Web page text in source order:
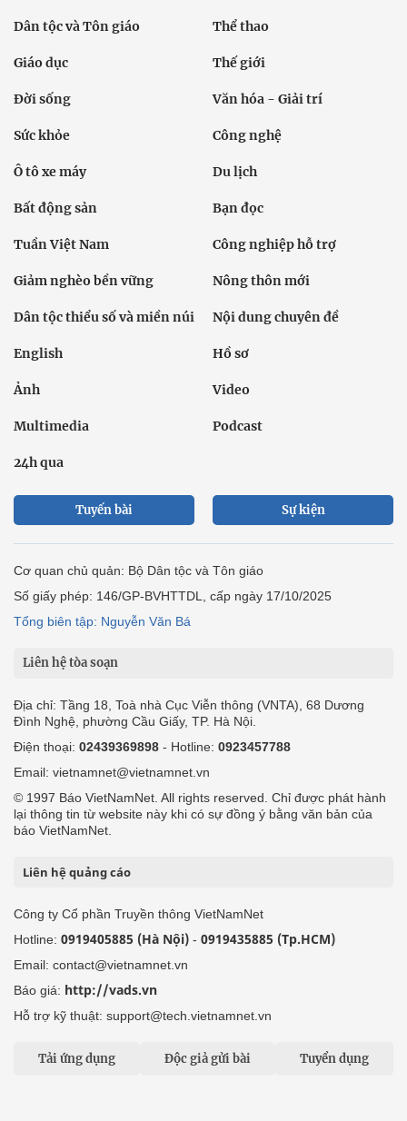
Dân tộc và Tôn giáo Thể thao
Giáo dục Thế giới
Đời sống Văn hóa - Giải trí
Sức khỏe Công nghệ
Ô tô xe máy Du lịch
Bất động sản Bạn đọc
Tuần Việt Nam Công nghiệp hỗ trợ
Giảm nghèo bền vững Nông thôn mới
Dân tộc thiểu số và miền núi Nội dung chuyên đề
English Hồ sơ
Ảnh Video
Multimedia Podcast
24h qua
Tuyến bài Sự kiện
Cơ quan chủ quản: Bộ Dân tộc và Tôn giáo
Số giấy phép: 146/GP-BVHTTDL, cấp ngày 17/10/2025
Tổng biên tập: Nguyễn Văn Bá
Liên hệ tòa soạn
Địa chỉ: Tầng 18, Toà nhà Cục Viễn thông (VNTA), 68 Dương
Đình Nghệ, phường Cầu Giấy, TP. Hà Nội.
Điện thoại: 02439369898 - Hotline: 0923457788
Email: vietnamnet@vietnamnet.vn
© 1997 Báo VietNamNet. All rights reserved. Chỉ được phát hành
lại thông tin từ website này khi có sự đồng ý bằng văn bản của
báo VietNamNet.
Liên hệ quảng cáo
Công ty Cổ phần Truyền thông VietNamNet
Hotline: 0919405885 (Hà Nội) - 0919435885 (Tp.HCM)
Email: contact@vietnamnet.vn
Báo giá: http://vads.vn
Hỗ trợ kỹ thuật: support@tech.vietnamnet.vn
Tải ứng dụng Độc giả gửi bài Tuyển dụng